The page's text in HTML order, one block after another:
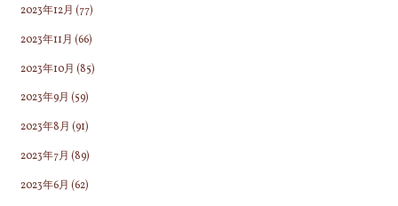
2023年12月 (77)
2023年11月 (66)
2023年10月 (85)
2023年9月 (59)
2023年8月 (91)
2023年7月 (89)
2023年6月 (62)